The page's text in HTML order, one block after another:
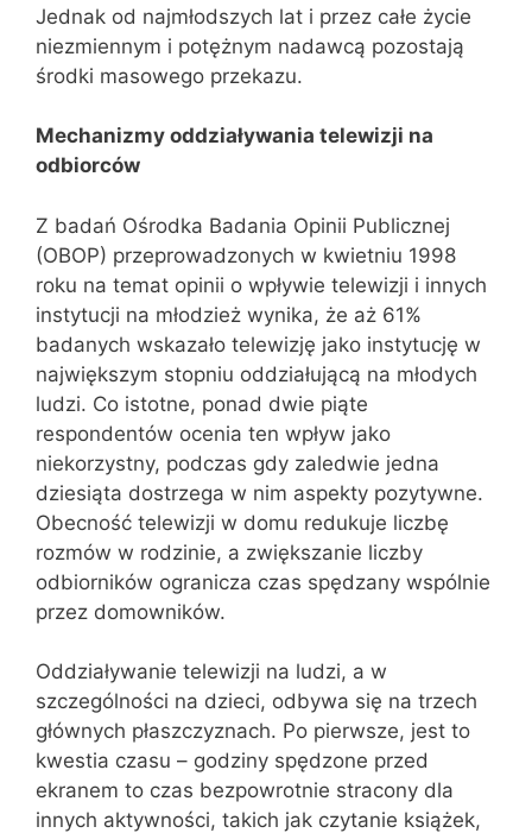
Jednak od najmłodszych lat i przez całe życie
niezmiennym i potężnym nadawcą pozostają
środki masowego przekazu.
Mechanizmy oddziaływania telewizji na
odbiorców
Z badań Ośrodka Badania Opinii Publicznej
(OBOP) przeprowadzonych w kwietniu 1998
roku na temat opinii o wpływie telewizji i innych
instytucji na młodzież wynika, że aż 61%
badanych wskazało telewizję jako instytucję w
największym stopniu oddziałującą na młodych
ludzi. Co istotne, ponad dwie piąte
respondentów ocenia ten wpływ jako
niekorzystny, podczas gdy zaledwie jedna
dziesiąta dostrzega w nim aspekty pozytywne.
Obecność telewizji w domu redukuje liczbę
rozmów w rodzinie, a zwiększanie liczby
odbiorników ogranicza czas spędzany wspólnie
przez domowników.
Oddziaływanie telewizji na ludzi, a w
szczególności na dzieci, odbywa się na trzech
głównych płaszczyznach. Po pierwsze, jest to
kwestia czasu – godziny spędzone przed
ekranem to czas bezpowrotnie stracony dla
innych aktywności, takich jak czytanie książek,